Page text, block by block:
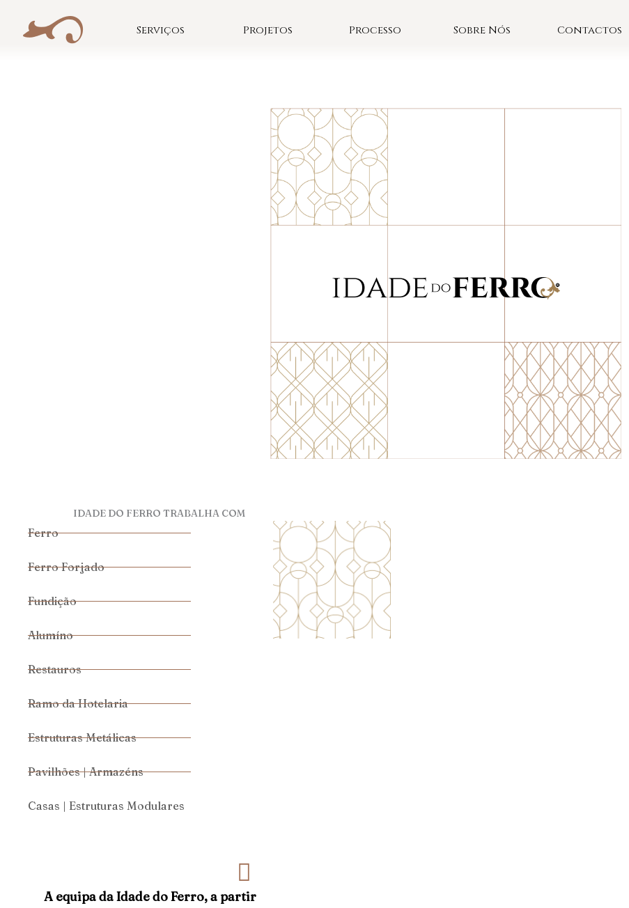
Serviços Projetos Processo Sobre Nós Contactos
IDADE DO FERRO TRABALHA COM
Ferro
Ferro Forjado
Fundição
Alumíno
Restauros
Ramo da Hotelaria
Estruturas Metálicas
Pavilhões | Armazéns
Casas | Estruturas Modulares
A equipa da Idade do Ferro, a partir